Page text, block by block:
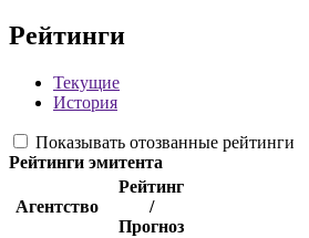
Рейтинги
Текущие
История
Показывать отозванные рейтинги
Рейтинги эмитента
Агентство
Рейтинг
/
Прогноз